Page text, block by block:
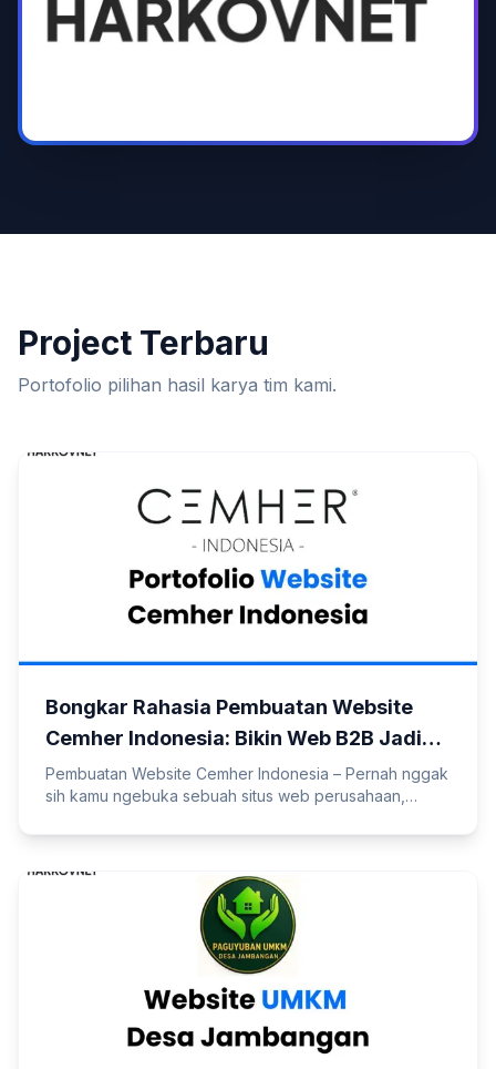
Project Terbaru
Portofolio pilihan hasil karya tim kami.
Bongkar Rahasia Pembuatan Website
Cemher Indonesia: Bikin Web B2B Jadi
Makin Kece!
Pembuatan Website Cemher Indonesia – Pernah nggak
sih kamu ngebuka sebuah situs web perusahaan,
ngerasa tampilannya bikin sakit mata? Menunya
banget kaya nungguin balasan chat gebetan, dan
desainnya kaya belum update dari tahun 2005.
Padahal, produk yang mereka jual harganya miliaran,
Baca Selengkapnya